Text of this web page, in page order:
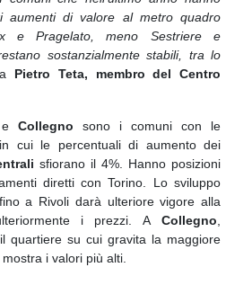
aumenti di valore al metro quadro
e Pragelato, meno Sestriere e
sostanzialmente stabili, tra lo
Pietro Teta, membro del Centro
e Collegno sono i comuni con le
cui le percentuali di aumento dei
sfiorano il 4%. Hanno posizioni
diretti con Torino. Lo sviluppo
a Rivoli darà ulteriore vigore alla
i prezzi. A Collegno
quartiere su cui gravita la maggiore
i valori più alti.